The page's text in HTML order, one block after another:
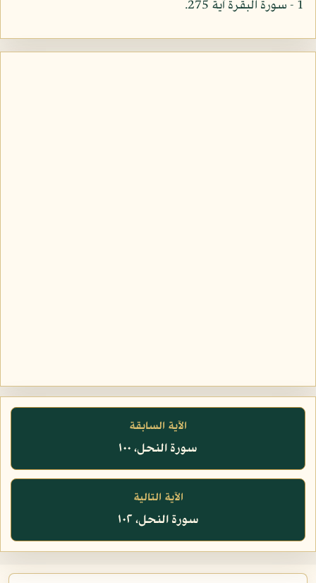
1 - سورة البقرة آية 275.
الآية السابقة
سورة النحل، ١٠٠
الآية التالية
سورة النحل، ١٠٢